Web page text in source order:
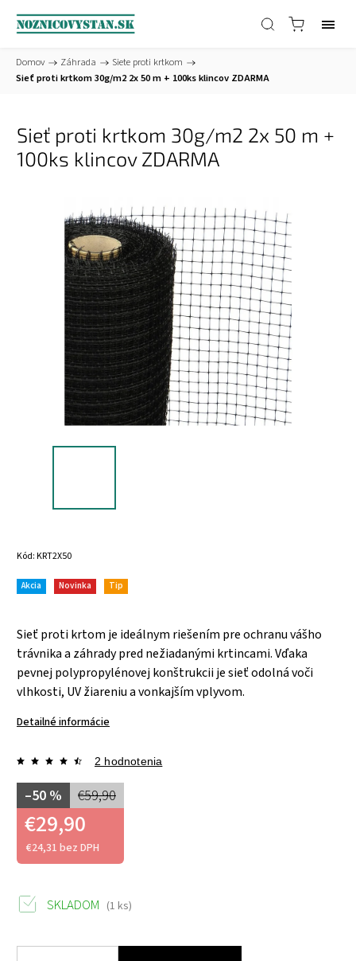
Domov / Záhrada / Siete proti krtkom /
Sieť proti krtkom 30g/m2 2x 50 m + 100ks klincov ZDARMA
Sieť proti krtkom 30g/m2 2x 50 m +
100ks klincov ZDARMA
Kód:KRT2X50
Akcia Novinka Tip
Sieť proti krtom je ideálnym riešením pre ochranu vášho
trávnika a záhrady pred nežiadanými krtincami. Vďaka
pevnej polypropylénovej konštrukcii je sieť odolná voči
vlhkosti, UV žiareniu a vonkajším vplyvom.
Detailné informácie
2 hodnotenia
€59,90
–50 %
€29,90
€24,31 bez DPH
SKLADOM (1 ks)